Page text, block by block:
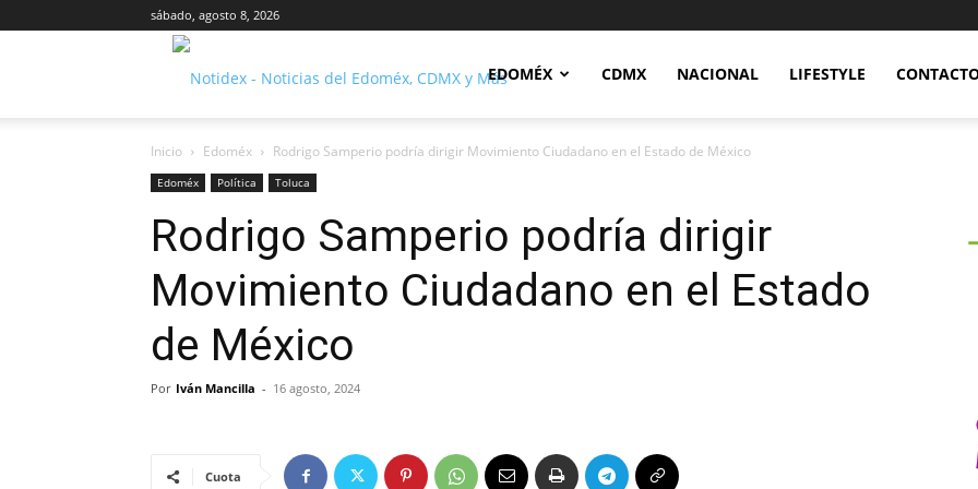
sábado, agosto 8, 2026
Notidex
EDOMÉX CDMX NACIONAL LIFESTYLE
Inicio Edoméx Rodrigo Samperio podría dirigir Movimiento Ciudadano en el Estado de México
Edoméx Política Toluca
Rodrigo Samperio podría dirigir
Movimiento Ciudadano en el Estado
de México
Por Iván Mancilla - 16 agosto, 2024
Cuota